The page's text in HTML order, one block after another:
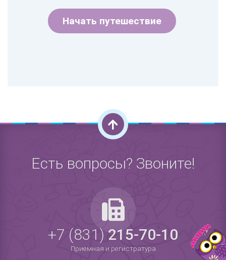
Начать путешествие
Есть вопросы? Звоните!
+7 (831)215-70-10
Приемная и регистратура